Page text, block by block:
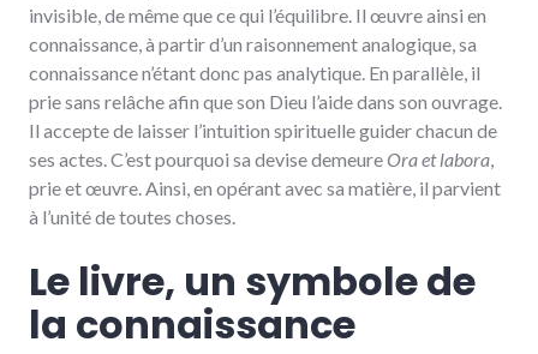
invisible, de même que ce qui l’équilibre. Il œuvre ainsi en
connaissance, à partir d’un raisonnement analogique, sa
connaissance n’étant donc pas analytique. En parallèle, il
prie sans relâche afin que son Dieu l’aide dans son ouvrage.
Il accepte de laisser l’intuition spirituelle guider chacun de
ses actes. C’est pourquoi sa devise demeureOra et labora,
prie et œuvre. Ainsi, en opérant avec sa matière, il parvient
à l’unité de toutes choses.
Le livre, un symbole de
la connaissance